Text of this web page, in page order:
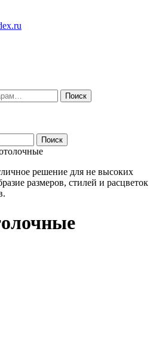
Поиск
Поиск
решение для не высоких
размеров, стилей и расцветок